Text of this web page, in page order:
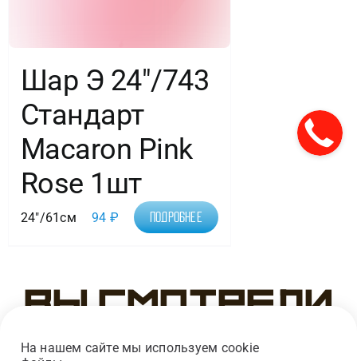
Шар Э 24″/743
Стандарт
Macaron Pink
Rose 1шт
24"/61см 94 ₽ Подробнее
Вы смотрели
На нашем сайте мы используем cookie